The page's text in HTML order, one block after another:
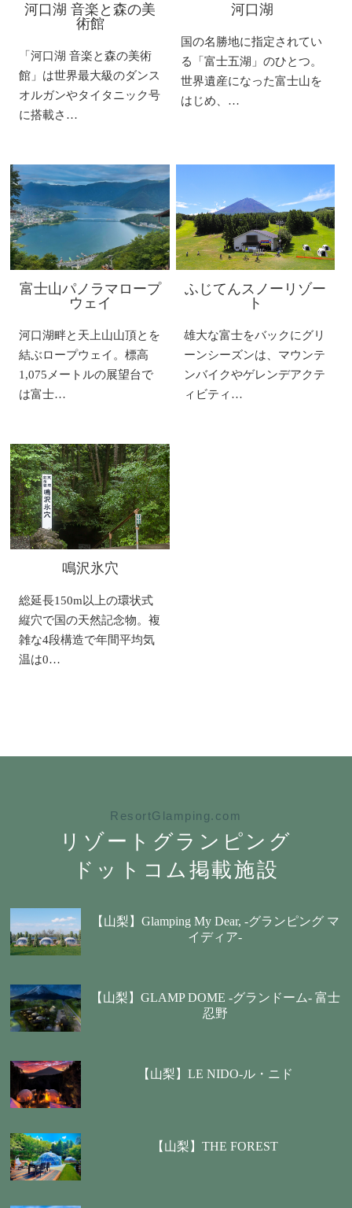
河口湖 音楽と森の美
術館
「河口湖 音楽と森の美術
館」は世界最大級のダンス
オルガンやタイタニック号
に搭載さ…
河口湖
国の名勝地に指定されてい
る「富士五湖」のひとつ。
世界遺産になった富士山を
はじめ、…
富士山パノラマロープ
ウェイ
河口湖畔と天上山山頂とを
結ぶロープウェイ。標高
1,075メートルの展望台で
は富士…
ふじてんスノーリゾー
ト
雄大な富士をバックにグリ
ーンシーズンは、マウンテ
ンバイクやゲレンデアクテ
ィビティ…
鳴沢氷穴
総延長150m以上の環状式
縦穴で国の天然記念物。複
雑な4段構造で年間平均気
温は0…
ResortGlamping.com
リゾートグランピング
ドットコム掲載施設
【山梨】Glamping My Dear, -グランピング マ
イディア-
【山梨】GLAMP DOME -グランドーム- 富士
忍野
【山梨】LE NIDO-ル・ニド
【山梨】THE FOREST